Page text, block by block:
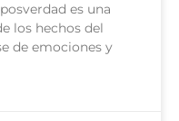
es una
los hechos del
de emociones y